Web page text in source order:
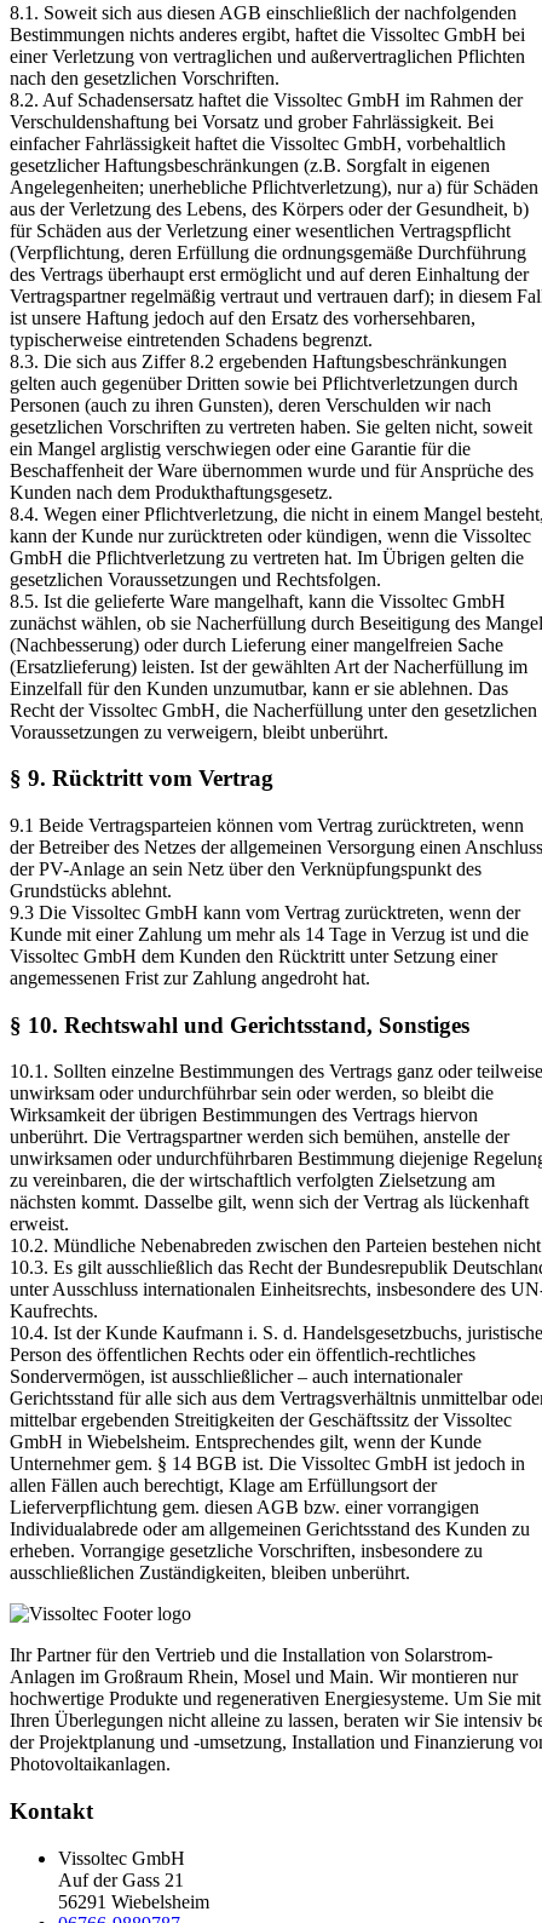
8.1. Soweit sich aus diesen AGB einschließlich der nachfolgenden
Bestimmungen nichts anderes ergibt, haftet die Vissoltec GmbH bei
einer Verletzung von vertraglichen und außervertraglichen Pflichten
nach den gesetzlichen Vorschriften.
8.2. Auf Schadensersatz haftet die Vissoltec GmbH im Rahmen der
Verschuldenshaftung bei Vorsatz und grober Fahrlässigkeit. Bei
einfacher Fahrlässigkeit haftet die Vissoltec GmbH, vorbehaltlich
gesetzlicher Haftungsbeschränkungen (z.B. Sorgfalt in eigenen
Angelegenheiten; unerhebliche Pflichtverletzung), nur a) für Schäden
aus der Verletzung des Lebens, des Körpers oder der Gesundheit, b)
für Schäden aus der Verletzung einer wesentlichen Vertragspflicht
(Verpflichtung, deren Erfüllung die ordnungsgemäße Durchführung
des Vertrags überhaupt erst ermöglicht und auf deren Einhaltung der
Vertragspartner regelmäßig vertraut und vertrauen darf); in diesem
ist unsere Haftung jedoch auf den Ersatz des vorhersehbaren,
typischerweise eintretenden Schadens begrenzt.
8.3. Die sich aus Ziffer 8.2 ergebenden Haftungsbeschränkungen
gelten auch gegenüber Dritten sowie bei Pflichtverletzungen durch
Personen (auch zu ihren Gunsten), deren Verschulden wir nach
gesetzlichen Vorschriften zu vertreten haben. Sie gelten nicht, soweit
ein Mangel arglistig verschwiegen oder eine Garantie für die
Beschaffenheit der Ware übernommen wurde und für Ansprüche des
Kunden nach dem Produkthaftungsgesetz.
8.4. Wegen einer Pflichtverletzung, die nicht in einem Mangel
kann der Kunde nur zurücktreten oder kündigen, wenn die Vissoltec
GmbH die Pflichtverletzung zu vertreten hat. Im Übrigen gelten die
gesetzlichen Voraussetzungen und Rechtsfolgen.
8.5. Ist die gelieferte Ware mangelhaft, kann die Vissoltec GmbH
zunächst wählen, ob sie Nacherfüllung durch Beseitigung des
(Nachbesserung) oder durch Lieferung einer mangelfreien Sache
(Ersatzlieferung) leisten. Ist der gewählten Art der Nacherfüllung im
Einzelfall für den Kunden unzumutbar, kann er sie ablehnen. Das
Recht der Vissoltec GmbH, die Nacherfüllung unter den gesetzlichen
Voraussetzungen zu verweigern, bleibt unberührt.
§ 9. Rücktritt vom Vertrag
9.1 Beide Vertragsparteien können vom Vertrag zurücktreten, wenn
der Betreiber des Netzes der allgemeinen Versorgung einen Anschluss
der PV-Anlage an sein Netz über den Verknüpfungspunkt des
Grundstücks ablehnt.
9.3 Die Vissoltec GmbH kann vom Vertrag zurücktreten, wenn der
Kunde mit einer Zahlung um mehr als 14 Tage in Verzug ist und die
Vissoltec GmbH dem Kunden den Rücktritt unter Setzung einer
angemessenen Frist zur Zahlung angedroht hat.
§ 10. Rechtswahl und Gerichtsstand, Sonstiges
10.1. Sollten einzelne Bestimmungen des Vertrags ganz oder teilweise
unwirksam oder undurchführbar sein oder werden, so bleibt die
Wirksamkeit der übrigen Bestimmungen des Vertrags hiervon
unberührt. Die Vertragspartner werden sich bemühen, anstelle der
unwirksamen oder undurchführbaren Bestimmung diejenige
zu vereinbaren, die der wirtschaftlich verfolgten Zielsetzung am
nächsten kommt. Dasselbe gilt, wenn sich der Vertrag als lückenhaft
erweist.
10.2. Mündliche Nebenabreden zwischen den Parteien bestehen
10.3. Es gilt ausschließlich das Recht der Bundesrepublik
unter Ausschluss internationalen Einheitsrechts, insbesondere des
Kaufrechts.
10.4. Ist der Kunde Kaufmann i. S. d. Handelsgesetzbuchs, juristische
Person des öffentlichen Rechts oder ein öffentlich-rechtliches
Sondervermögen, ist ausschließlicher – auch internationaler
Gerichtsstand für alle sich aus dem Vertragsverhältnis unmittelbar
mittelbar ergebenden Streitigkeiten der Geschäftssitz der Vissoltec
GmbH in Wiebelsheim. Entsprechendes gilt, wenn der Kunde
Unternehmer gem. § 14 BGB ist. Die Vissoltec GmbH ist jedoch in
allen Fällen auch berechtigt, Klage am Erfüllungsort der
Lieferverpflichtung gem. diesen AGB bzw. einer vorrangigen
Individualabrede oder am allgemeinen Gerichtsstand des Kunden zu
erheben. Vorrangige gesetzliche Vorschriften, insbesondere zu
ausschließlichen Zuständigkeiten, bleiben unberührt.
Ihr Partner für den Vertrieb und die Installation von Solarstrom-
Anlagen im Großraum Rhein, Mosel und Main. Wir montieren nur
hochwertige Produkte und regenerativen Energiesysteme. Um Sie mit
Ihren Überlegungen nicht alleine zu lassen, beraten wir Sie intensiv
der Projektplanung und -umsetzung, Installation und Finanzierung
Photovoltaikanlagen.
Kontakt
Vissoltec GmbH
Auf der Gass 21
56291 Wiebelsheim